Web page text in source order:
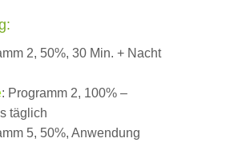
2, 50%, 30 Min. + Nacht
: Programm 2, 100% –
täglich
5, 50%, Anwendung